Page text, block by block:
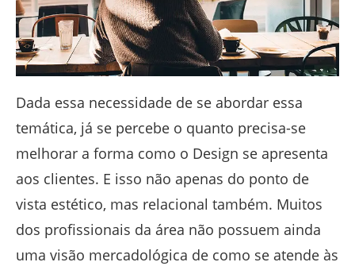
Dada essa necessidade de se abordar essa
temática, já se percebe o quanto precisa-se
melhorar a forma como o Design se apresenta
aos clientes. E isso não apenas do ponto de
vista estético, mas relacional também. Muitos
dos profissionais da área não possuem ainda
uma visão mercadológica de como se atende às